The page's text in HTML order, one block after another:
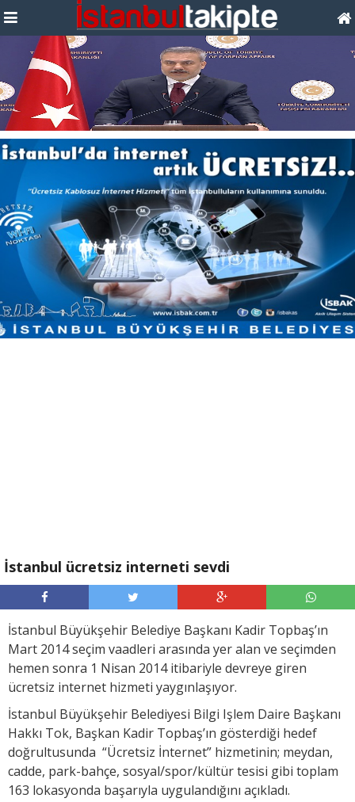
İstanbul ücretsiz interneti sevdi
İstanbul Büyükşehir Belediye Başkanı Kadir Topbaş’ın
Mart 2014 seçim vaadleri arasında yer alan ve seçimden
hemen sonra 1 Nisan 2014 itibariyle devreye giren
ücretsiz internet hizmeti yaygınlaşıyor.
İstanbul Büyükşehir Belediyesi Bilgi Işlem Daire Başkanı
Hakkı Tok, Başkan Kadir Topbaş’ın gösterdiği hedef
doğrultusunda “Ücretsiz İnternet” hizmetinin; meydan,
cadde, park-bahçe, sosyal/spor/kültür tesisi gibi toplam
163 lokasyonda başarıyla uygulandığını açıkladı.